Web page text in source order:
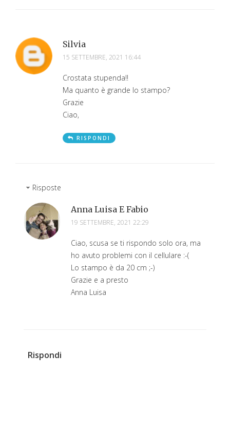
Silvia
15 SETTEMBRE, 2021 16:44
Crostata stupenda!!
Ma quanto è grande lo stampo?
Grazie
Ciao,
RISPONDI
Risposte
Anna Luisa E Fabio
19 SETTEMBRE, 2021 22:29
Ciao, scusa se ti rispondo solo ora, ma
ho avuto problemi con il cellulare :-(
Lo stampo è da 20 cm ;-)
Grazie e a presto
Anna Luisa
Rispondi